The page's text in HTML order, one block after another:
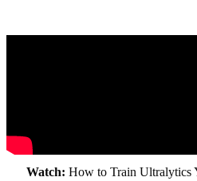
Watch: How to Train Ultralytics